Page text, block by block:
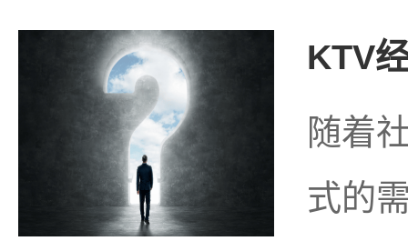
KTV
随着
式的